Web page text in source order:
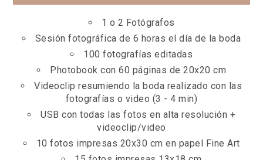
1 o 2 Fotógrafos
Sesión fotográfica de 6 horas el día de la boda
100 fotografías editadas
Photobook con 60 páginas de 20x20 cm
Videoclip resumiendo la boda realizado con las
fotografías o video (3 - 4 min)
USB con todas las fotos en alta resolución +
videoclip/video
10 fotos impresas 20x30 cm en papel Fine Art